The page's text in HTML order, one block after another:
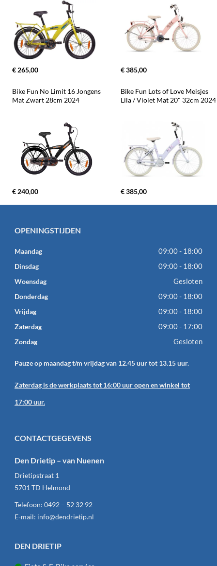
€ 265,00 € 385,00
Bike Fun No Limit 16 Jongens
Mat Zwart 28cm 2024
€ 240,00
Bike Fun Lots of Love Meisjes
Lila / Violet Mat 20" 32cm 2024
€ 385,00
OPENINGSTIJDEN
Maandag 09:00 - 18:00
Dinsdag 09:00 - 18:00
Woensdag Gesloten
Donderdag 09:00 - 18:00
Vrijdag 09:00 - 18:00
Zaterdag 09:00 - 17:00
Zondag Gesloten
Pauze op maandag t/m vrijdag van 12.45 uur tot 13.15 uur.
Zaterdag is de werkplaats tot 16:00 uur open en winkel tot
17:00 uur.
CONTACTGEGEVENS
Den Drietip – van Nuenen
Drietipstraat 1
5701 TD Helmond
Telefoon: 0492 – 52 32 92
E-mail: info@dendrietip.nl
DEN DRIETIP